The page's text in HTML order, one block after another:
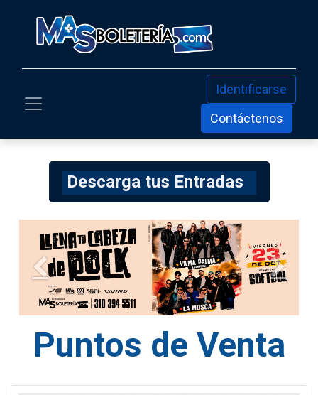
Identificarse
Contáctenos
Descarga tus Entradas
Anterior
Puntos de Venta